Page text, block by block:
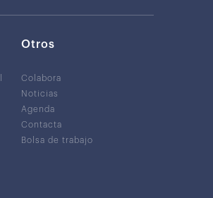
Otros
Colabora
Noticias
Agenda
Contacta
Bolsa de trabajo